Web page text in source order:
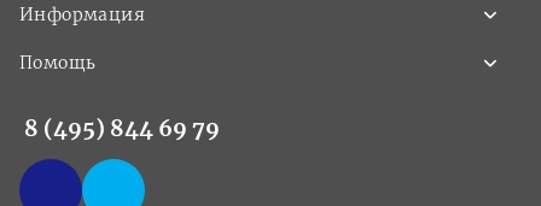
Информация
Помощь
8 (495) 844 69 79